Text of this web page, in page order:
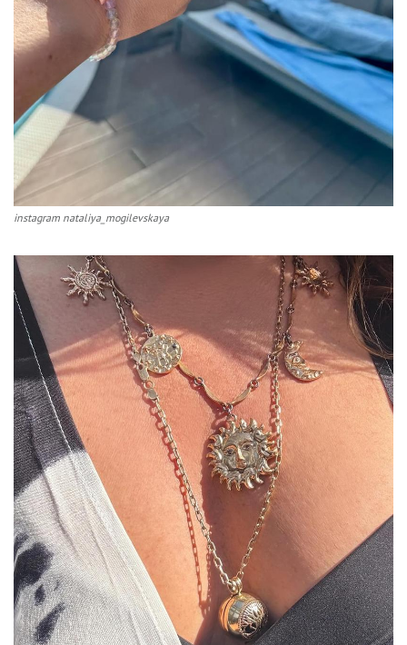
instagram nataliya_mogilevskaya